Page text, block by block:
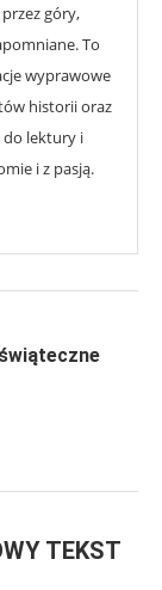
góry,
To
wyprawowe
historii oraz
do lektury i
i z pasją.
TEKST